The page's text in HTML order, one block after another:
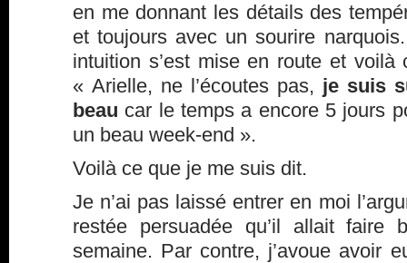
en me donnant les détails des
et toujours avec un sourire
intuition s’est mise en route et
« Arielle, ne l’écoutes pas, je suis
beau car le temps a encore 5 jours
un beau week-end ».
Voilà ce que je me suis dit.
Je n’ai pas laissé entrer en moi
restée persuadée qu’il allait faire
semaine. Par contre, j’avoue avoir